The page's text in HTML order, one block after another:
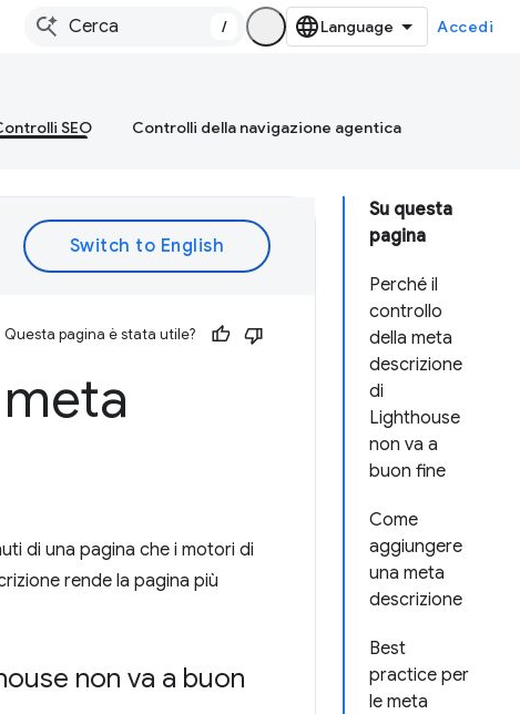
/ Accedi
SEO Controlli della navigazione agentica
Su questa
pagina
Perché il
controllo
della meta
descrizione
di
Lighthouse
non va a
buon fine
Come
aggiungere
una meta
descrizione
Best
practice per
le meta
Questa pagina è stata utile?
di una pagina che i motori di
rende la pagina più
non va a buon